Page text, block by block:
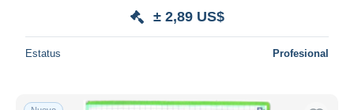
± 2,89 US$
Estatus Profesional